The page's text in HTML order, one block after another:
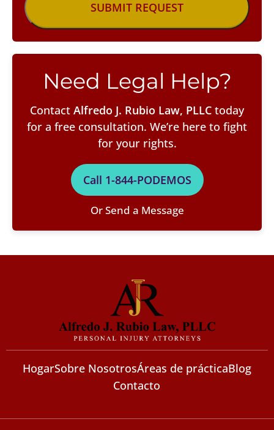
Need Legal Help?
Contact Alfredo J. Rubio Law, PLLC today
for a free consultation. We’re here to fight
for your rights.
Call 1-844-PODEMOS
Or Send a Message
HogarSobre NosotrosÁreas de prácticaBlog
Contacto